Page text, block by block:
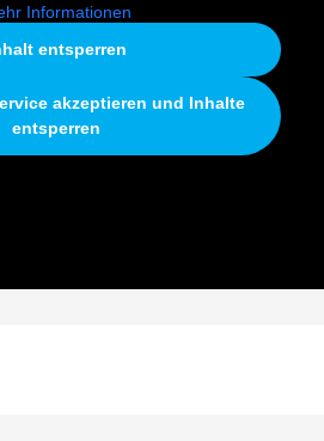
Informationen
entsperren
akzeptieren und Inhalte
entsperren